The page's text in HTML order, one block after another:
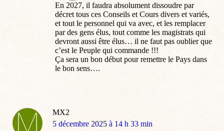
En 2027, il faudra absolument dissoudre par
décret tous ces Conseils et Cours divers et variés,
et tout le personnel qui va avec, et les remplacer
par des gens élus, tout comme les magistrats qui
devront aussi être élus… il ne faut pas oublier que
c’est le Peuple qui commande !!!
Ça sera un bon début pour remettre le Pays dans
le bon sens….
MX2
dit
5 décembre 2025 à 14 h 33 min